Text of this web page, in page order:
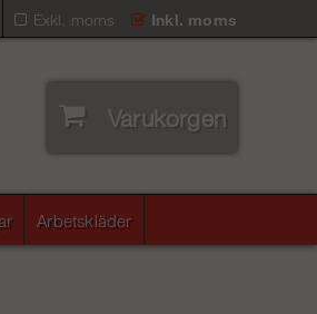
Exkl. moms Inkl. moms
Varukorgen
Arbetskläder